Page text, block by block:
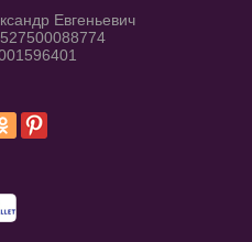
Евгеньевич